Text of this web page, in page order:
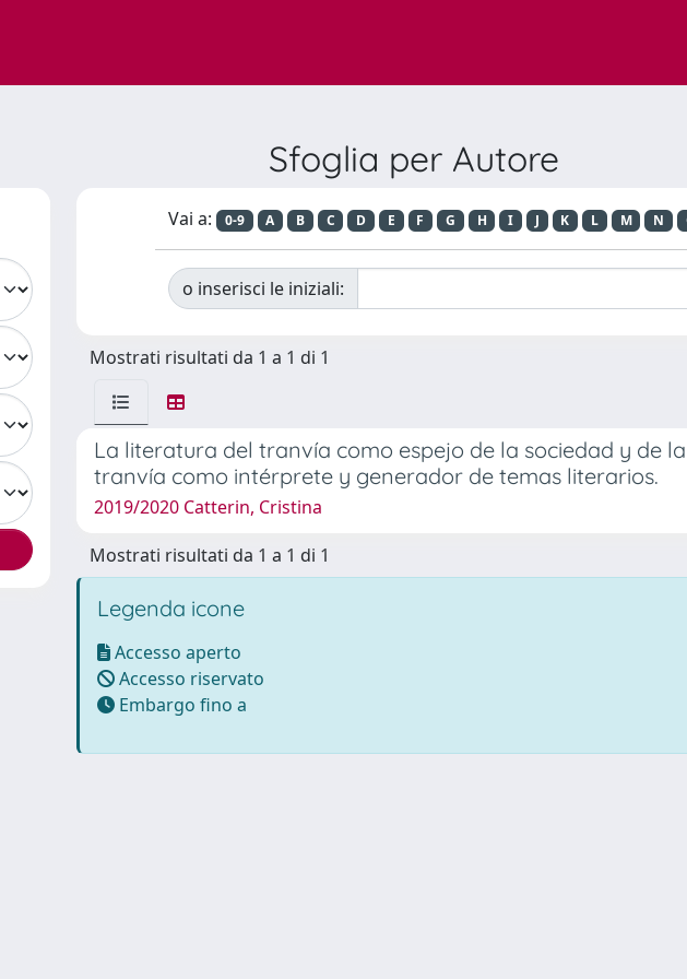
Sfoglia per Autore
Vai a: 0-9 A B C D E F G H I J K L M N
o inserisci le iniziali:
Mostrati risultati da 1 a 1 di 1
La literatura del tranvía como espejo de la sociedad y de
tranvía como intérprete y generador de temas literarios.
2019/2020 Catterin, Cristina
Mostrati risultati da 1 a 1 di 1
Legenda icone
Accesso aperto
Accesso riservato
Embargo fino a